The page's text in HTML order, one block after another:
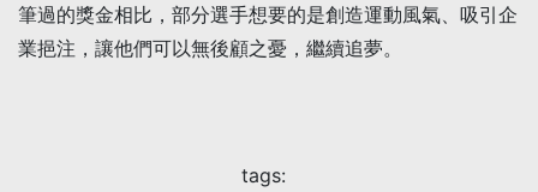
筆過的獎金相比，部分選手想要的是創造運動風氣、吸引企
業挹注，讓他們可以無後顧之憂，繼續追夢。
tags: